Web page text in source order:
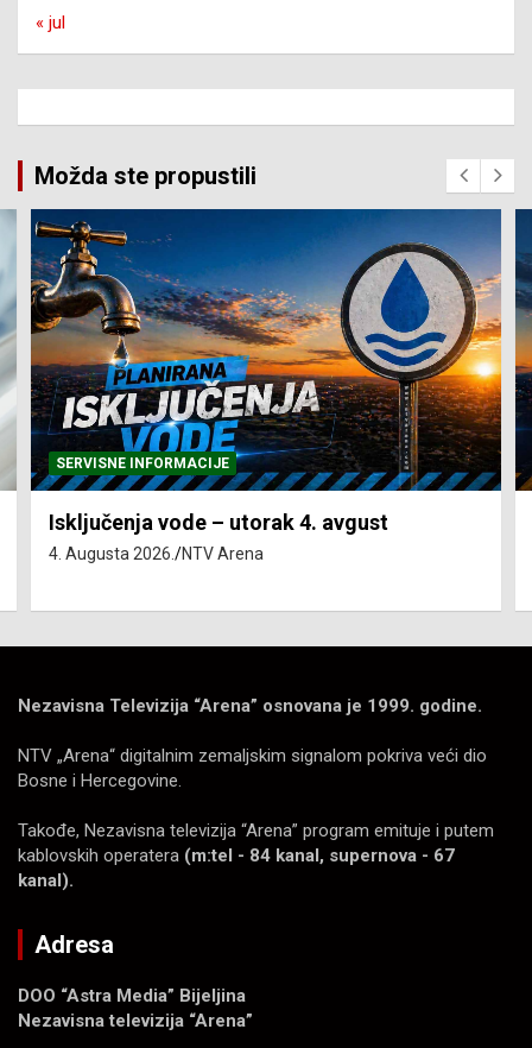
« jul
Možda ste propustili
SERVISNE INFORMACIJE
Isključenja vode – utorak 4. avgust
4. Augusta 2026. NTV Arena
Nezavisna Televizija “Arena” osnovana je 1999. godine.
NTV „Arena“ digitalnim zemaljskim signalom pokriva veći dio
Bosne i Hercegovine.
Takođe, Nezavisna televizija “Arena” program emituje i putem
kablovskih operatera (m:tel - 84 kanal, supernova - 67
kanal).
Adresa
DOO “Astra Media” Bijeljina
Nezavisna televizija “Arena”